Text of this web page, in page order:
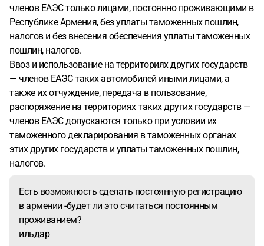
членов ЕАЭС только лицами, постоянно проживающими в
Республике Армения, без уплаты таможенных пошлин,
налогов и без внесения обеспечения уплаты таможенных
пошлин, налогов.
Ввоз и использование на территориях других государств
— членов ЕАЭС таких автомобилей иными лицами, а
также их отчуждение, передача в пользование,
распоряжение на территориях таких других государств —
членов ЕАЭС допускаются только при условии их
таможенного декларирования в таможенных органах
этих других государств и уплаты таможенных пошлин,
налогов.
Есть возможность сделать постоянную регистрацию
в армении -будет ли это считаться постоянным
проживанием?
ильдар